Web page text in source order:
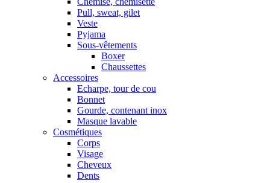
Pull, sweat, gilet
Veste
Pyjama
Sous-vêtements
Boxer
Chaussettes
Accessoires
Echarpe, tour de cou
Bonnet
Gourde, contenant inox
Masque lavable
Cosmétiques
Corps
Visage
Cheveux
Dents